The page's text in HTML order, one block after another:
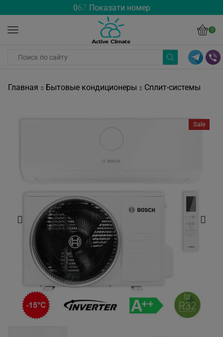
067 Показати номер
0
Главная Бытовые кондиционеры Сплит-системы
Sale